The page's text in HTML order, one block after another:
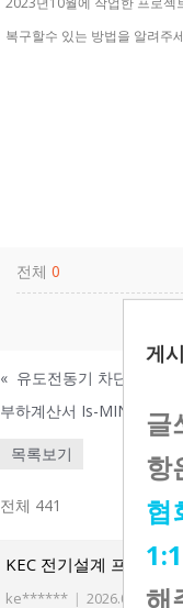
게
글
항
협
해
복구할수 있는 방법을 알려주
전체 0
« 유도전동기 차단기 선정
부하계산서 Is-MIN 값이
목록보기
전체 441
KEC 전기설계 프로그
ke****** | 2026.03.02 |